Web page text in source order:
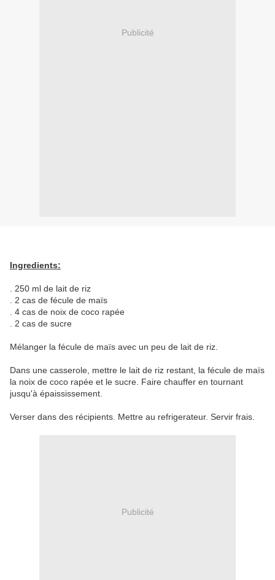
Publicité
Ingredients:
. 250 ml de lait de riz
. 2 cas de fécule de maïs
. 4 cas de noix de coco rapée
. 2 cas de sucre
Mélanger la fécule de maïs avec un peu de lait de riz.
Dans une casserole, mettre le lait de riz restant, la fécule de maïs
la noix de coco rapée et le sucre. Faire chauffer en tournant
jusqu'à épaississement.
Verser dans des récipients. Mettre au refrigerateur. Servir frais.
Publicité